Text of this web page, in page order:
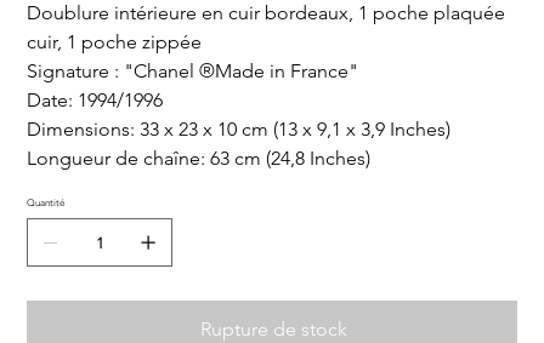
Doublure intérieure en cuir bordeaux, 1 poche plaquée
cuir, 1 poche zippée
Signature : "Chanel ®Made in France"
Date: 1994/1996
Dimensions: 33 x 23 x 10 cm (13 x 9,1 x 3,9 Inches)
Longueur de chaîne: 63 cm (24,8 Inches)
Quantité
Rupture de stock